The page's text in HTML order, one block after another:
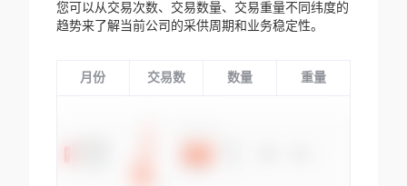
您可以从交易次数、交易数量、交易重量不同纬度的
趋势来了解当前公司的采供周期和业务稳定性。
月份 交易数 数量 重量